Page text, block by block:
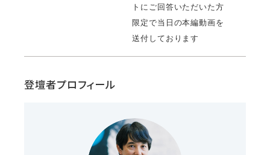
トにご回答いただいた方
限定で当日の本編動画を
送付しております
登壇者プロフィール